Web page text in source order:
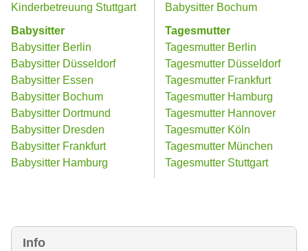
Info
Kinderbetreuung Stuttgart
Babysitter
Babysitter Berlin
Babysitter Düsseldorf
Babysitter Essen
Babysitter Bochum
Babysitter Dortmund
Babysitter Dresden
Babysitter Frankfurt
Babysitter Hamburg
Babysitter Bochum
Tagesmutter
Tagesmutter Berlin
Tagesmutter Düsseldorf
Tagesmutter Frankfurt
Tagesmutter Hamburg
Tagesmutter Hannover
Tagesmutter Köln
Tagesmutter München
Tagesmutter Stuttgart